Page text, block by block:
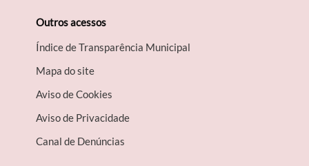
Outros acessos
Índice de Transparência Municipal
Mapa do site
Aviso de Cookies
Aviso de Privacidade
Canal de Denúncias